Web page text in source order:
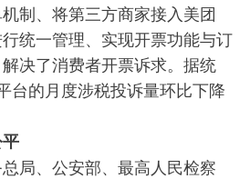
制、将第三方商家接入美团
统一管理、实现开票功能与订
决了消费者开票诉求。据统
台的月度涉税投诉量环比下降
、公安部、最高人民检察